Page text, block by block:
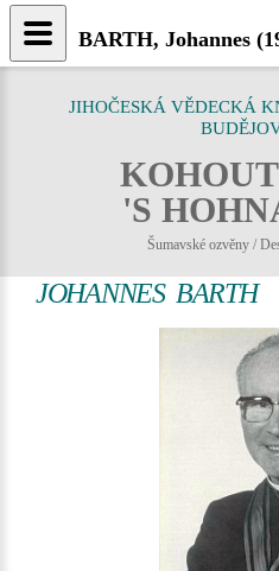
JIHOČESKÁ VĚDECKÁ
'S
Šumavské ozvěny /
JOHANNES BARTH
BARTH, Johannes